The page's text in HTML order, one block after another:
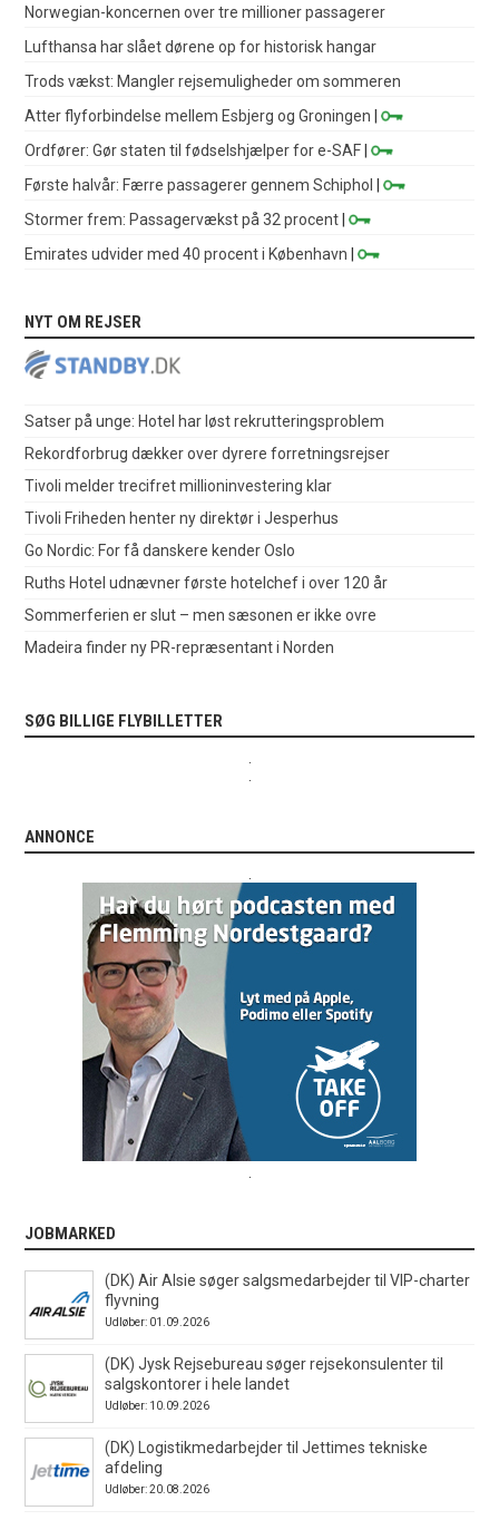
Norwegian-koncernen over tre millioner passagerer
Lufthansa har slået dørene op for historisk hangar
Trods vækst: Mangler rejsemuligheder om sommeren
Atter flyforbindelse mellem Esbjerg og Groningen |
Ordfører: Gør staten til fødselshjælper for e-SAF |
Første halvår: Færre passagerer gennem Schiphol
|
Stormer frem: Passagervækst på 32 procent |
Emirates udvider med 40 procent i København |
NYT OM REJSER
Satser på unge: Hotel har løst rekrutteringsproblem
Rekordforbrug dækker over dyrere forretningsrejser
Tivoli melder trecifret millioninvestering klar
Tivoli Friheden henter ny direktør i Jesperhus
Go Nordic: For få danskere kender Oslo
Ruths Hotel udnævner første hotelchef i over 120 år
Sommerferien er slut – men sæsonen er ikke ovre
Madeira finder ny PR-repræsentant i Norden
SØG BILLIGE FLYBILLETTER
ANNONCE
JOBMARKED
(DK) Air Alsie søger salgsmedarbejder til VIP-charter
flyvning
Udløber: 01.09.2026
(DK) Jysk Rejsebureau søger rejsekonsulenter til
salgskontorer i hele landet
Udløber: 10.09.2026
(DK) Logistikmedarbejder til Jettimes tekniske
afdeling
Udløber: 20.08.2026